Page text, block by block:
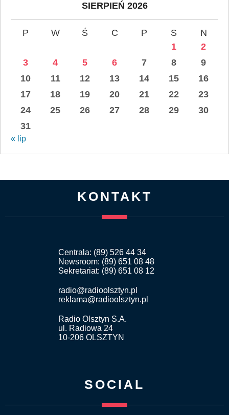
SIERPIEŃ 2026
P W Ś C P S
N
1
2
3
4 5 6 7 8
9
10
11 12 13 14 15
16
17
18 19 20 21 22
23
24
25 26 27 28 29
30
31
« lip
KONTAKT
Centrala: (89) 526 44 34
Newsroom: (89) 651 08 48
Sekretariat: (89) 651 08 12
radio@radioolsztyn.pl
reklama@radioolsztyn.pl
Radio Olsztyn S.A.
ul. Radiowa 24
10-206 OLSZTYN
SOCIAL